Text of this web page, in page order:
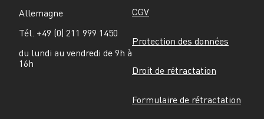
Allemagne
Tél. +49 (0) 211 999 1450
du lundi au vendredi de 9h à
16h
CGV
Protection des données
Droit de rétractation
Formulaire de rétractation